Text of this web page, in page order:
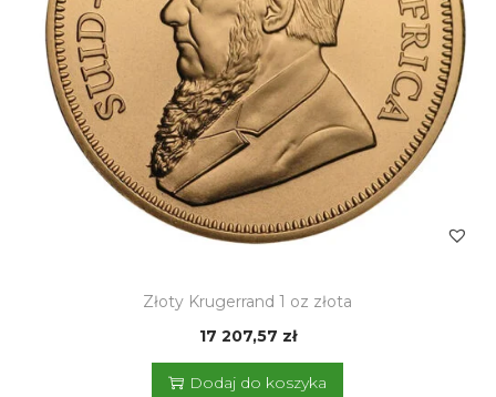
Złoty Krugerrand 1 oz złota
17 207,57 zł
Dodaj do koszyka